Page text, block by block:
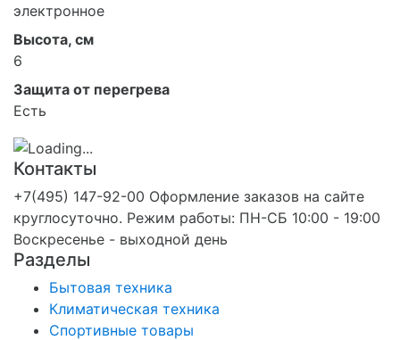
электронное
Высота, см
6
Защита от перегрева
Есть
Контакты
+7(495) 147-92-00 Оформление заказов на сайте
круглосуточно. Режим работы: ПН-СБ 10:00 - 19:00
Воскресенье - выходной день
Разделы
Бытовая техника
Климатическая техника
Спортивные товары